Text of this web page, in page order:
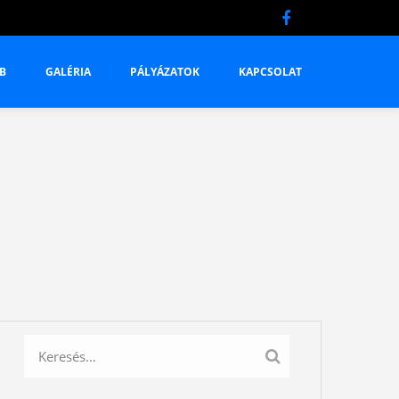
GALÉRIA PÁLYÁZATOK KAPCSOLAT